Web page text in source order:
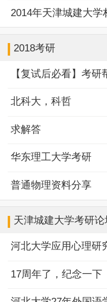
2018考研
【复试后必看】考研
北科大，科哲
求解答
华东理工大学考研
普通物理资料分享
天津城建大学考研论
河北大学应用心理研
17周年了，纪念一下